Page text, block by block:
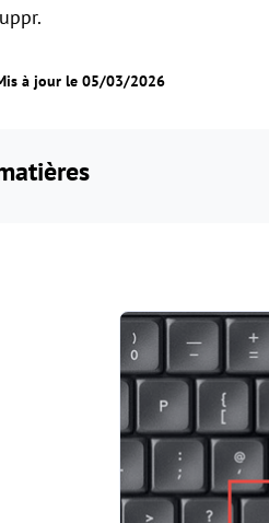
à jour le 05/03/2026